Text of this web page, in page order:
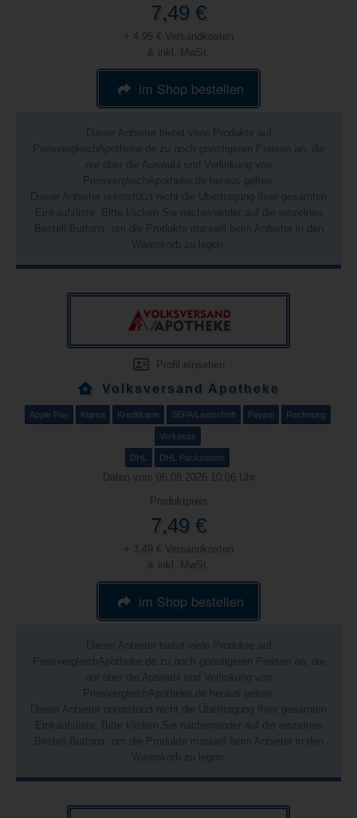
7,49 €
+ 4,95 € Versandkosten
& inkl. MwSt.
im Shop bestellen
Dieser Anbieter bietet viele Produkte auf
PreisvergleichApotheke.de zu noch günstigeren Preisen an, die
nur über die Auswahl und Verlinkung von
PreisvergleichApotheke.de heraus gelten.
Dieser Anbieter unterstützt nicht die Übertragung Ihrer gesamten
Einkaufsliste. Bitte klicken Sie nacheinander auf die einzelnen
Bestell-Buttons, um die Produkte manuell beim Anbieter in den
Warenkorb zu legen.
Profil einsehen
Volksversand Apotheke
Apple Pay Klarna Kreditkarte SEPA/Lastschrift Paypal Rechnung
Vorkasse
DHL DHL Packstation
Daten vom 06.08.2026 10:06 Uhr
Produktpreis
7,49 €
+ 3,49 € Versandkosten
& inkl. MwSt.
im Shop bestellen
Dieser Anbieter bietet viele Produkte auf
PreisvergleichApotheke.de zu noch günstigeren Preisen an, die
nur über die Auswahl und Verlinkung von
PreisvergleichApotheke.de heraus gelten.
Dieser Anbieter unterstützt nicht die Übertragung Ihrer gesamten
Einkaufsliste. Bitte klicken Sie nacheinander auf die einzelnen
Bestell-Buttons, um die Produkte manuell beim Anbieter in den
Warenkorb zu legen.